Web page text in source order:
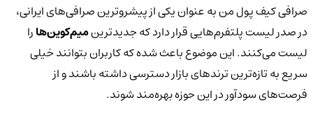
صرافی کیف پول من به عنوان یکی از پیشروترین صرافی‌های ایرانی،
در صدر لیست پلتفرم‌هایی قرار دارد که جدیدترینمیم‌کوین‌هارا
لیست می‌کنند. این موضوع باعث شده که کاربران بتوانند خیلی
سریع به تازه‌ترین ترندهای بازار دسترسی داشته باشند و از
فرصت‌های سودآور در این حوزه بهره‌مند شوند.